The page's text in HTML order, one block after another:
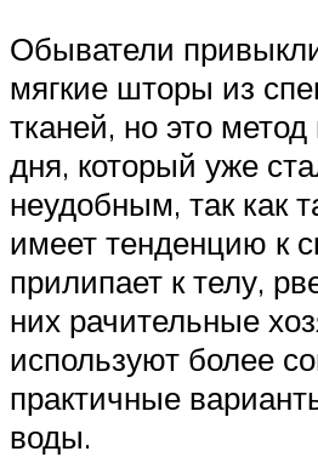
Обыватели
мягкие шторы из
тканей, но это
дня, который уже
неудобным, так как
имеет тенденцию к
прилипает к телу,
них рачительные
используют более
практичные
воды.